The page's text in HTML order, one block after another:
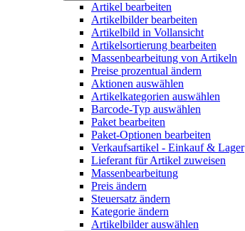
Artikel bearbeiten
Artikelbilder bearbeiten
Artikelbild in Vollansicht
Artikelsortierung bearbeiten
Massenbearbeitung von Artikeln
Preise prozentual ändern
Aktionen auswählen
Artikelkategorien auswählen
Barcode-Typ auswählen
Paket bearbeiten
Paket-Optionen bearbeiten
Verkaufsartikel - Einkauf & Lager
Lieferant für Artikel zuweisen
Massenbearbeitung
Preis ändern
Steuersatz ändern
Kategorie ändern
Artikelbilder auswählen